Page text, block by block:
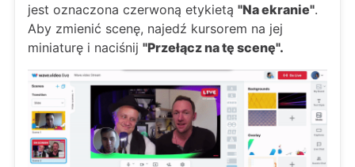
jest oznaczona czerwoną etykietą "Na ekranie".
Aby zmienić scenę, najedź kursorem na jej
miniaturę i naciśnij "Przełącz na tę scenę".